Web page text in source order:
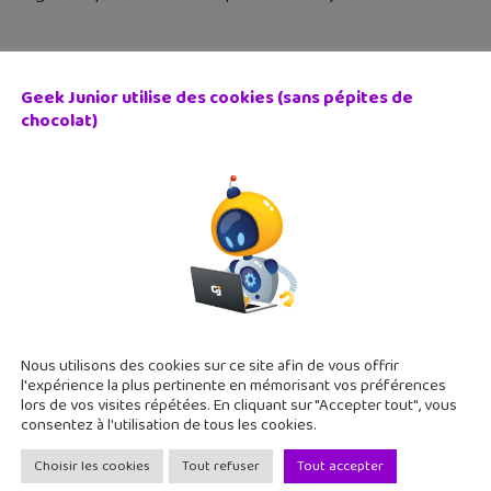
Dimensions : le « jouet vidéo » de Lego qui associe
le succès des Amiibo, Skylanders et de Disney Infinity, c'est
associées au jeu vidéo Lego Dimensions disponible
depuis
son orthographe, c’est simple comme une
Geek Junior utilise des cookies (sans pépites de
chocolat)
Nous utilisons des cookies sur ce site afin de vous offrir
l'expérience la plus pertinente en mémorisant vos préférences
lors de vos visites répétées. En cliquant sur "Accepter tout", vous
consentez à l'utilisation de tous les cookies.
Choisir les cookies Tout refuser Tout accepter